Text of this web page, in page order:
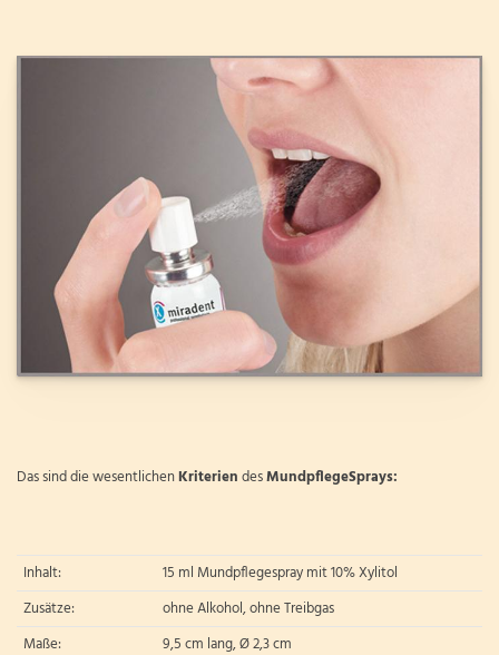
Das sind die wesentlichenKriteriendesMundpflegeSprays:
Inhalt:
15 ml Mundpflegespray mit 10% Xylitol
Zusätze:
ohne Alkohol, ohne Treibgas
Maße:
9,5 cm lang, Ø 2,3 cm